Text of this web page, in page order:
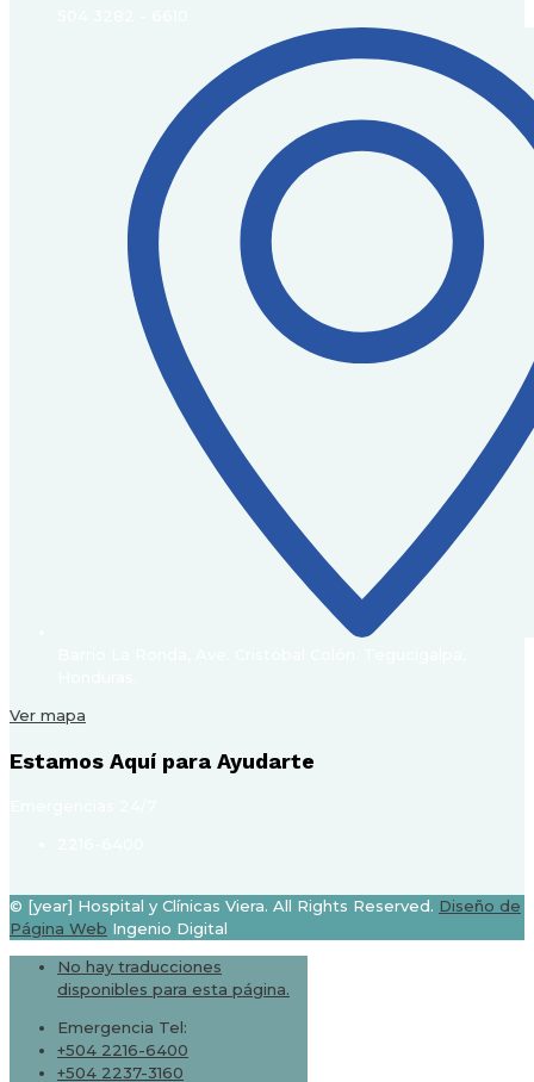
Ver mapa
Estamos Aquí para Ayudarte
© [year] Hospital y Clínicas Viera. All Rights Reserved. Diseño de
Página Web Ingenio Digital
No hay traducciones
disponibles para esta página.
Emergencia Tel:
+504 2216-6400
+504 2237-3160